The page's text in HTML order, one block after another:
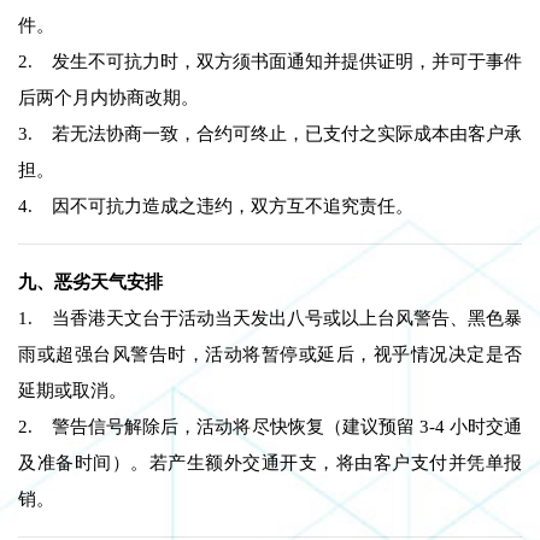
件。
2. 发生不可抗力时，双方须书面通知并提供证明，并可于事件
后两个月内协商改期。
3. 若无法协商一致，合约可终止，已支付之实际成本由客户承
担。
4. 因不可抗力造成之违约，双方互不追究责任。
九、恶劣天气安排
1. 当香港天文台于活动当天发出八号或以上台风警告、黑色暴
雨或超强台风警告时，活动将暂停或延后，视乎情况决定是否
延期或取消。
2. 警告信号解除后，活动将尽快恢复（建议预留 3-4 小时交通
及准备时间）。若产生额外交通开支，将由客户支付并凭单报
销。